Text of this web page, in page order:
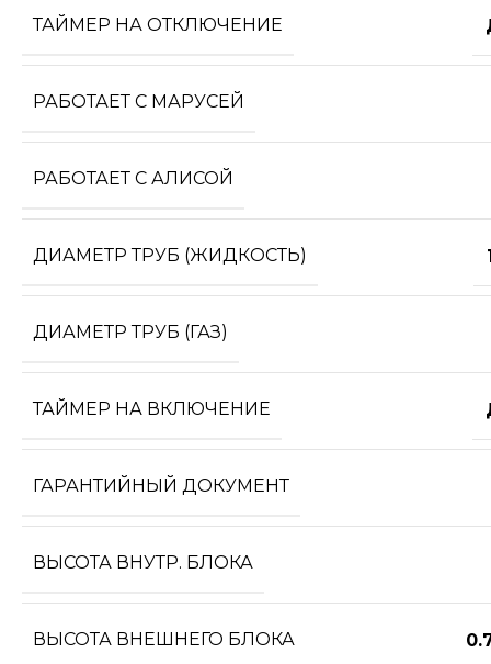
ТАЙМЕР НА ОТКЛЮЧЕНИЕ
РАБОТАЕТ С МАРУСЕЙ
РАБОТАЕТ С АЛИСОЙ
ДИАМЕТР ТРУБ (ЖИДКОСТЬ)
ДИАМЕТР ТРУБ (ГАЗ)
ТАЙМЕР НА ВКЛЮЧЕНИЕ
ГАРАНТИЙНЫЙ ДОКУМЕНТ
ВЫСОТА ВНУТР. БЛОКА
ВЫСОТА ВНЕШНЕГО БЛОКА